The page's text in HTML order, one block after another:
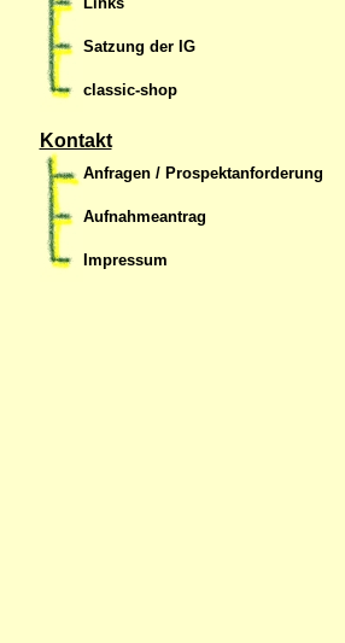
Satzung der IG
classic-shop
Kontakt
Anfragen / Prospektanforderung
Aufnahmeantrag
Impressum